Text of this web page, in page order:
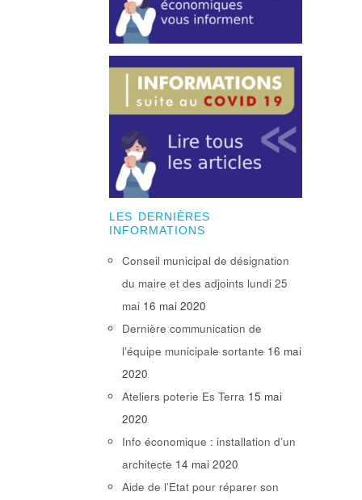
LES DERNIÈRES
INFORMATIONS
Conseil municipal de désignation
du maire et des adjoints lundi 25
mai 16 mai 2020
Dernière communication de
l’équipe municipale sortante 16 mai
2020
Ateliers poterie Es Terra 15 mai
2020
Info économique : installation d’un
architecte 14 mai 2020
Aide de l’Etat pour réparer son